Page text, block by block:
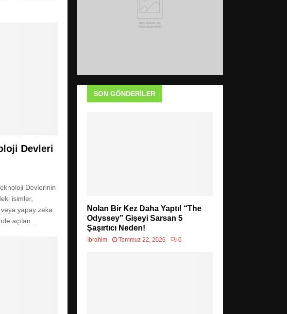
Devleri
Devlerinin
isimler,
yapay zeka
açılan...
SON GÖNDERILER
Nolan Bir Kez Daha Yaptı! “The
Odyssey” Gişeyi Sarsan 5
Şaşırtıcı Neden!
ibrahim Temmuz 22, 2026 0